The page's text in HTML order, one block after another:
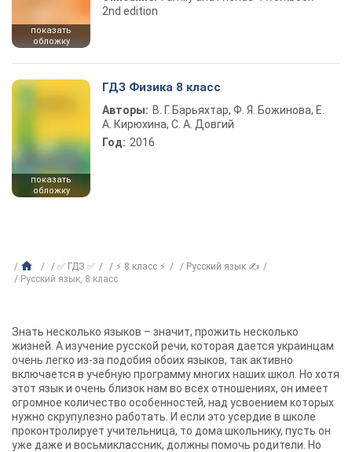
показать
обложку
2nd edition
показать
обложку
ГДЗ Физика 8 класс
Авторы: В. Г. Барьяхтар, Ф. Я. Божинова, Е.
А. Кирюхина, С. А. Довгий
Год: 2016
✅ ГДЗ ✅ ⚡ 8 класс ⚡
Русский язык ✍
Русский язык, 8 класс
Знать несколько языков – значит, прожить несколько
жизней. А изучение русской речи, которая дается украинцам
очень легко из-за подобия обоих языков, так активно
включается в учебную программу многих наших школ. Но хотя
этот язык и очень близок нам во всех отношениях, он имеет
огромное количество особенностей, над усвоением которых
нужно скрупулезно работать. И если это усердие в школе
проконтролирует учительница, то дома школьнику, пусть он
уже даже и восьмиклассник, должны помочь родители. Но